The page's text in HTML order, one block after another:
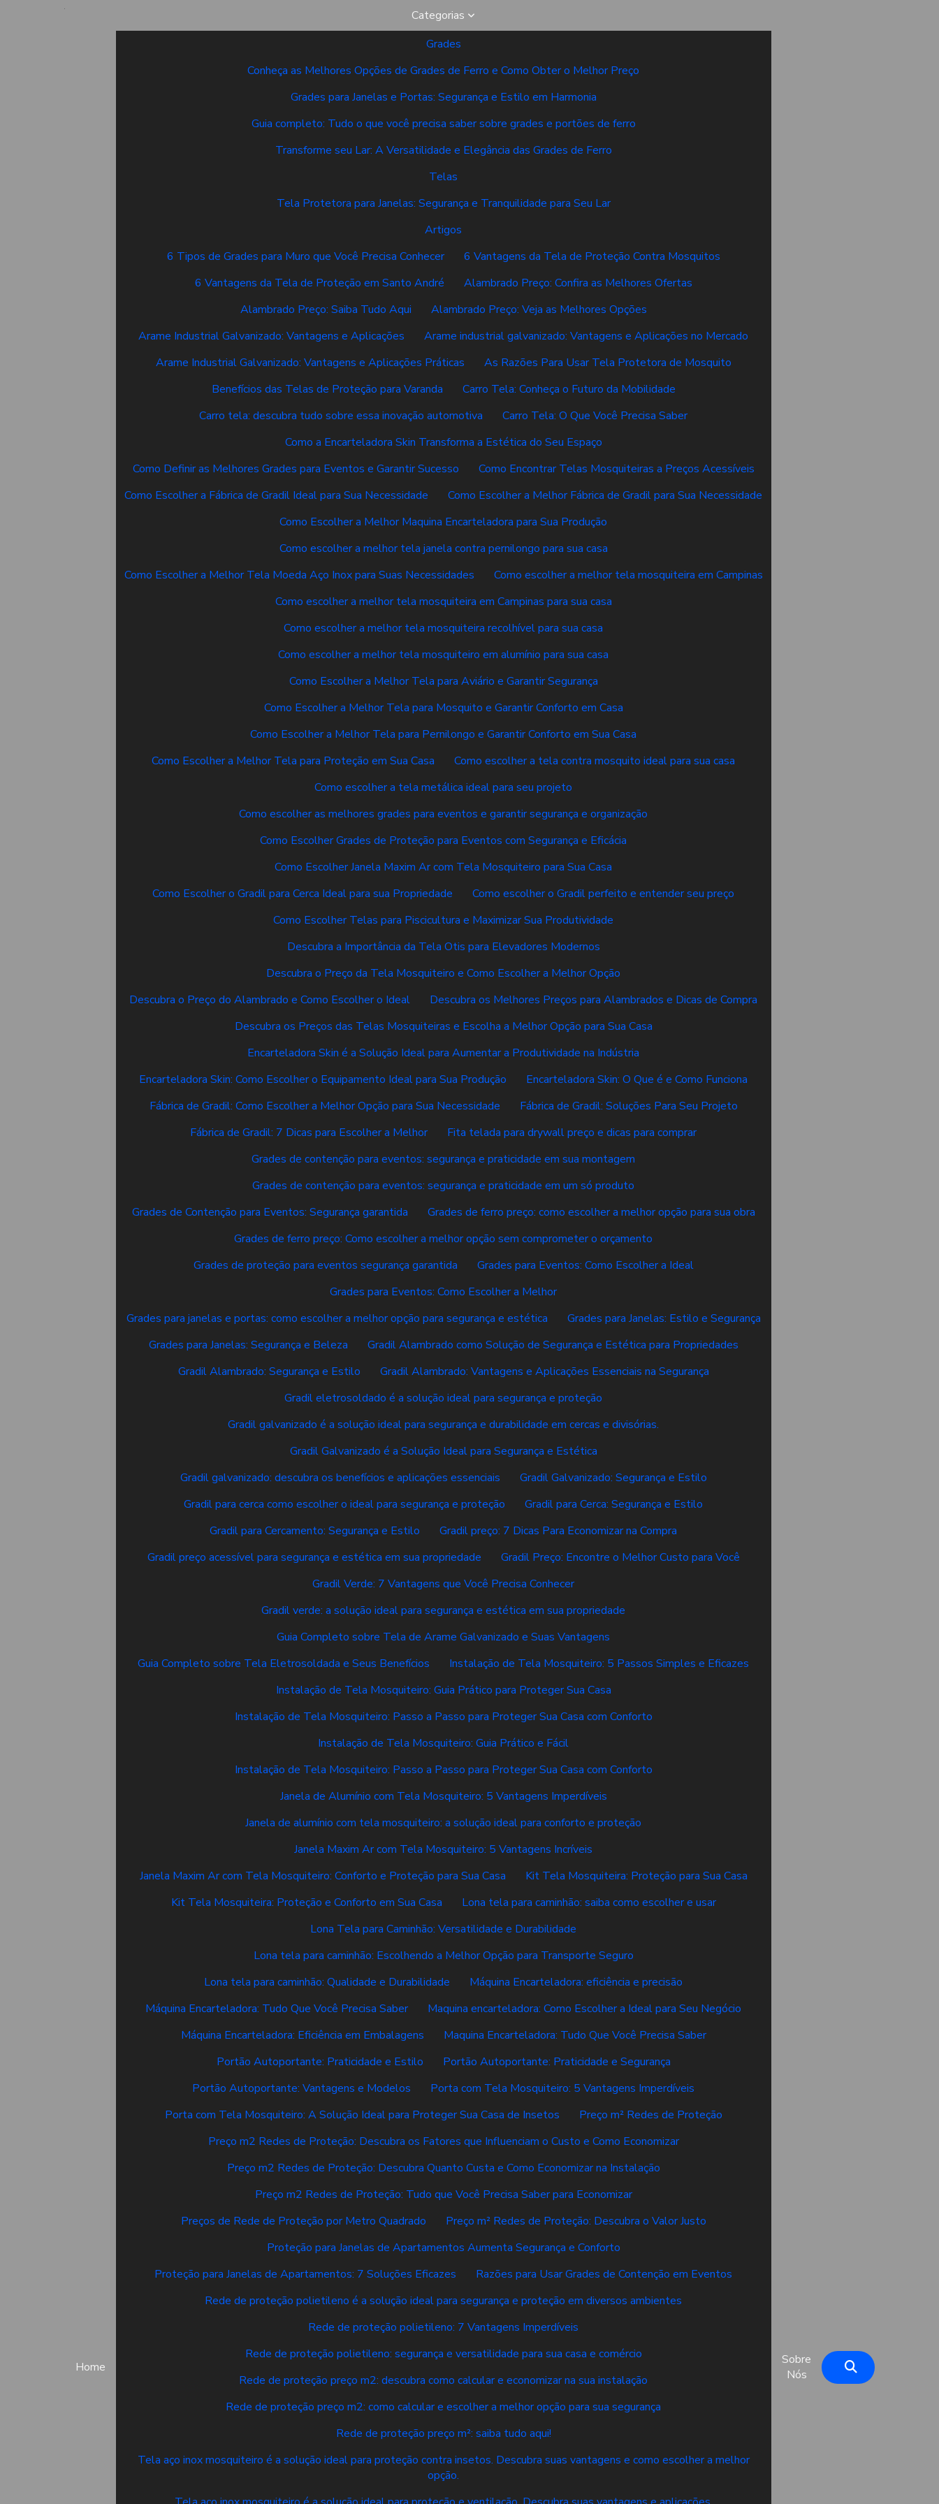
Home
Categorias
Grades
Conheça as Melhores Opções de Grades de Ferro e Como Obter o Melhor Preço
Grades para Janelas e Portas: Segurança e Estilo em Harmonia
Guia completo: Tudo o que você precisa saber sobre grades e portões de ferro
Transforme seu Lar: A Versatilidade e Elegância das Grades de Ferro
Telas
Tela Protetora para Janelas: Segurança e Tranquilidade para Seu Lar
Artigos
6 Tipos de Grades para Muro que Você Precisa Conhecer
6 Vantagens da Tela de Proteção Contra Mosquitos
6 Vantagens da Tela de Proteção em Santo André
Alambrado Preço: Confira as Melhores Ofertas
Alambrado Preço: Saiba Tudo Aqui
Alambrado Preço: Veja as Melhores Opções
Arame Industrial Galvanizado: Vantagens e Aplicações
Arame industrial galvanizado: Vantagens e Aplicações no Mercado
Arame Industrial Galvanizado: Vantagens e Aplicações Práticas
As Razões Para Usar Tela Protetora de Mosquito
Benefícios das Telas de Proteção para Varanda
Carro Tela: Conheça o Futuro da Mobilidade
Carro tela: descubra tudo sobre essa inovação automotiva
Carro Tela: O Que Você Precisa Saber
Como a Encarteladora Skin Transforma a Estética do Seu Espaço
Como Definir as Melhores Grades para Eventos e Garantir Sucesso
Como Encontrar Telas Mosquiteiras a Preços Acessíveis
Como Escolher a Fábrica de Gradil Ideal para Sua Necessidade
Como Escolher a Melhor Fábrica de Gradil para Sua Necessidade
Como Escolher a Melhor Maquina Encarteladora para Sua Produção
Como escolher a melhor tela janela contra pernilongo para sua casa
Como Escolher a Melhor Tela Moeda Aço Inox para Suas Necessidades
Como escolher a melhor tela mosquiteira em Campinas
Como escolher a melhor tela mosquiteira em Campinas para sua casa
Como escolher a melhor tela mosquiteira recolhível para sua casa
Como escolher a melhor tela mosquiteiro em alumínio para sua casa
Como Escolher a Melhor Tela para Aviário e Garantir Segurança
Como Escolher a Melhor Tela para Mosquito e Garantir Conforto em Casa
Como Escolher a Melhor Tela para Pernilongo e Garantir Conforto em Sua Casa
Como Escolher a Melhor Tela para Proteção em Sua Casa
Como escolher a tela contra mosquito ideal para sua casa
Como escolher a tela metálica ideal para seu projeto
Como escolher as melhores grades para eventos e garantir segurança e organização
Como Escolher Grades de Proteção para Eventos com Segurança e Eficácia
Como Escolher Janela Maxim Ar com Tela Mosquiteiro para Sua Casa
Como Escolher o Gradil para Cerca Ideal para sua Propriedade
Como escolher o Gradil perfeito e entender seu preço
Como Escolher Telas para Piscicultura e Maximizar Sua Produtividade
Descubra a Importância da Tela Otis para Elevadores Modernos
Descubra o Preço da Tela Mosquiteiro e Como Escolher a Melhor Opção
Descubra o Preço do Alambrado e Como Escolher o Ideal
Descubra os Melhores Preços para Alambrados e Dicas de Compra
Descubra os Preços das Telas Mosquiteiras e Escolha a Melhor Opção para Sua Casa
Encarteladora Skin é a Solução Ideal para Aumentar a Produtividade na Indústria
Encarteladora Skin: Como Escolher o Equipamento Ideal para Sua Produção
Encarteladora Skin: O Que é e Como Funciona
Fábrica de Gradil: Como Escolher a Melhor Opção para Sua Necessidade
Fábrica de Gradil: Soluções Para Seu Projeto
Fábrica de Gradil: 7 Dicas para Escolher a Melhor
Fita telada para drywall preço e dicas para comprar
Grades de contenção para eventos: segurança e praticidade em sua montagem
Grades de contenção para eventos: segurança e praticidade em um só produto
Grades de Contenção para Eventos: Segurança garantida
Grades de ferro preço: como escolher a melhor opção para sua obra
Grades de ferro preço: Como escolher a melhor opção sem comprometer o orçamento
Grades de proteção para eventos segurança garantida
Grades para Eventos: Como Escolher a Ideal
Grades para Eventos: Como Escolher a Melhor
Grades para janelas e portas: como escolher a melhor opção para segurança e estética
Grades para Janelas: Estilo e Segurança
Grades para Janelas: Segurança e Beleza
Gradil Alambrado como Solução de Segurança e Estética para Propriedades
Gradil Alambrado: Segurança e Estilo
Gradil Alambrado: Vantagens e Aplicações Essenciais na Segurança
Gradil eletrosoldado é a solução ideal para segurança e proteção
Gradil galvanizado é a solução ideal para segurança e durabilidade em cercas e divisórias.
Gradil Galvanizado é a Solução Ideal para Segurança e Estética
Gradil galvanizado: descubra os benefícios e aplicações essenciais
Gradil Galvanizado: Segurança e Estilo
Gradil para cerca como escolher o ideal para segurança e proteção
Gradil para Cerca: Segurança e Estilo
Gradil para Cercamento: Segurança e Estilo
Gradil preço: 7 Dicas Para Economizar na Compra
Gradil preço acessível para segurança e estética em sua propriedade
Gradil Preço: Encontre o Melhor Custo para Você
Gradil Verde: 7 Vantagens que Você Precisa Conhecer
Gradil verde: a solução ideal para segurança e estética em sua propriedade
Guia Completo sobre Tela de Arame Galvanizado e Suas Vantagens
Guia Completo sobre Tela Eletrosoldada e Seus Benefícios
Instalação de Tela Mosquiteiro: 5 Passos Simples e Eficazes
Instalação de Tela Mosquiteiro: Guia Prático para Proteger Sua Casa
Instalação de Tela Mosquiteiro: Passo a Passo para Proteger Sua Casa com Conforto
Instalação de Tela Mosquiteiro: Guia Prático e Fácil
Instalação de Tela Mosquiteiro: Passo a Passo para Proteger Sua Casa com Conforto
Janela de Alumínio com Tela Mosquiteiro: 5 Vantagens Imperdíveis
Janela de alumínio com tela mosquiteiro: a solução ideal para conforto e proteção
Janela Maxim Ar com Tela Mosquiteiro: 5 Vantagens Incríveis
Janela Maxim Ar com Tela Mosquiteiro: Conforto e Proteção para Sua Casa
Kit Tela Mosquiteira: Proteção para Sua Casa
Kit Tela Mosquiteira: Proteção e Conforto em Sua Casa
Lona tela para caminhão: saiba como escolher e usar
Lona Tela para Caminhão: Versatilidade e Durabilidade
Lona tela para caminhão: Escolhendo a Melhor Opção para Transporte Seguro
Lona tela para caminhão: Qualidade e Durabilidade
Máquina Encarteladora: eficiência e precisão
Máquina Encarteladora: Tudo Que Você Precisa Saber
Maquina encarteladora: Como Escolher a Ideal para Seu Negócio
Máquina Encarteladora: Eficiência em Embalagens
Maquina Encarteladora: Tudo Que Você Precisa Saber
Portão Autoportante: Praticidade e Estilo
Portão Autoportante: Praticidade e Segurança
Portão Autoportante: Vantagens e Modelos
Porta com Tela Mosquiteiro: 5 Vantagens Imperdíveis
Porta com Tela Mosquiteiro: A Solução Ideal para Proteger Sua Casa de Insetos
Preço m² Redes de Proteção
Preço m2 Redes de Proteção: Descubra os Fatores que Influenciam o Custo e Como Economizar
Preço m2 Redes de Proteção: Descubra Quanto Custa e Como Economizar na Instalação
Preço m2 Redes de Proteção: Tudo que Você Precisa Saber para Economizar
Preços de Rede de Proteção por Metro Quadrado
Preço m² Redes de Proteção: Descubra o Valor Justo
Proteção para Janelas de Apartamentos Aumenta Segurança e Conforto
Proteção para Janelas de Apartamentos: 7 Soluções Eficazes
Razões para Usar Grades de Contenção em Eventos
Rede de proteção polietileno é a solução ideal para segurança e proteção em diversos ambientes
Rede de proteção polietileno: 7 Vantagens Imperdíveis
Rede de proteção polietileno: segurança e versatilidade para sua casa e comércio
Rede de proteção preço m2: descubra como calcular e economizar na sua instalação
Rede de proteção preço m2: como calcular e escolher a melhor opção para sua segurança
Rede de proteção preço m²: saiba tudo aqui!
Tela aço inox mosquiteiro é a solução ideal para proteção contra insetos. Descubra suas vantagens e como escolher a melhor
opção.
Sobre
Nós